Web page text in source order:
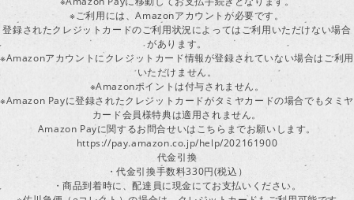
※ご利用には、Amazonアカウントが必要です。
登録されたクレジットカードのご利用状況によってはご利用いただけない場合
があります。
※Amazonアカウントにクレジットカード情報が登録されていない場合はご利用
いただけません。
※Amazonポイントは付与されません。
※Amazon Payに登録されたクレジットカードがタミヤカードの場合でもタミヤ
カード会員様特典は適用されません。
Amazon Payに関するお問合せいはこちらまでお願いします。
https://pay.amazon.co.jp/help/202161900
代金引換
・代金引換手数料330円(税込）
・商品到着時に、配達員に現金にてお支払いください。